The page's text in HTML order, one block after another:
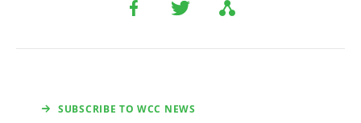
SUBSCRIBE TO WCC NEWS